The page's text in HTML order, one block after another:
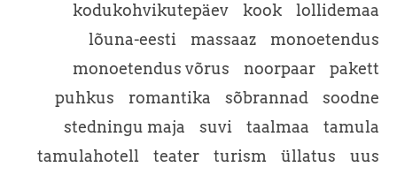
kodukohvikutepäev
kook
lollidemaa
lõuna-eesti
massaaz
monoetendus
monoetendus võrus
noorpaar
pakett
puhkus
romantika sõbrannad
soodne
stedningu maja
suvi taalmaa
tamula
tamulahotell
teater turism üllatus
uus